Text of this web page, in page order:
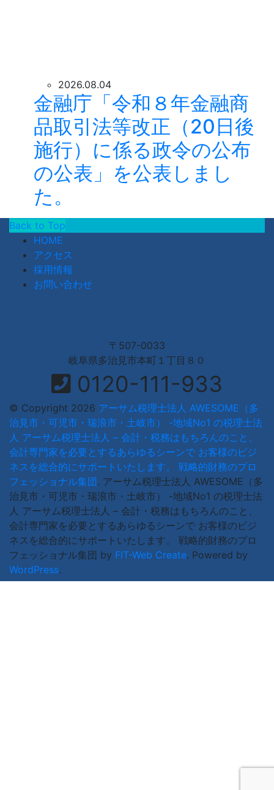
2026.08.04
金融庁「令和８年金融商
品取引法等改正（20日後
施行）に係る政令の公布
の公表」を公表しまし
た。
Back to Top
HOME
アクセス
採用情報
お問い合わせ
〒507-0033
岐阜県多治見市本町１丁目８０
0120-111-933
© Copyright 2026 アーサム税理士法人 AWESOME（多
治見市・可児市・瑞浪市・土岐市） -地域No1 の税理士法
人 アーサム税理士法人 – 会計・税務はもちろんのこと、
会計専門家を必要とするあらゆるシーンで お客様のビジ
ネスを総合的にサポートいたします。 戦略的財務のプロ
フェッショナル集団. アーサム税理士法人 AWESOME（多
治見市・可児市・瑞浪市・土岐市） -地域No1 の税理士法
人 アーサム税理士法人 – 会計・税務はもちろんのこと、
会計専門家を必要とするあらゆるシーンで お客様のビジ
ネスを総合的にサポートいたします。 戦略的財務のプロ
フェッショナル集団 by FIT-Web Create. Powered by
WordPress.